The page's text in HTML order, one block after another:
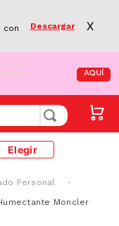
con
Descargar X
el
de
AQUÍ
Elegir
Personal
Moncler